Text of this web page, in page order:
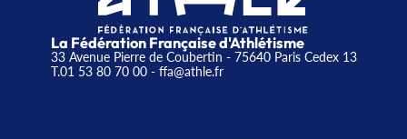
La Fédération Française d'Athlétisme
33 Avenue Pierre de Coubertin - 75640 Paris Cedex 13
T.01 53 80 70 00- ffa@athle.fr